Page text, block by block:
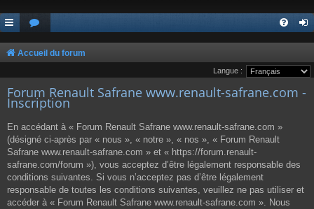
Accueil du forum
Langue :
Forum Renault Safrane www.renault-safrane.com -
Inscription
En accédant à « Forum Renault Safrane www.renault-safrane.com »
(désigné ci-après par « nous », « notre », « nos », « Forum Renault
Safrane www.renault-safrane.com » et « https://forum.renault-
safrane.com/forum »), vous acceptez d’être légalement responsable des
conditions suivantes. Si vous n’acceptez pas d’être légalement
responsable de toutes les conditions suivantes, veuillez ne pas utiliser et
accéder à « Forum Renault Safrane www.renault-safrane.com ». Nous